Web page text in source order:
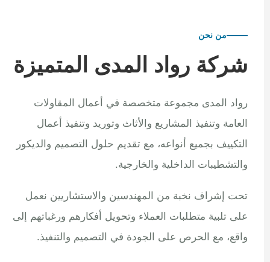
من نحن
شركة رواد المدى المتميزة
رواد المدى مجموعة متخصصة في أعمال المقاولات
العامة وتنفيذ المشاريع والأثاث وتوريد وتنفيذ أعمال
التكييف بجميع أنواعه، مع تقديم حلول التصميم والديكور
والتشطيبات الداخلية والخارجية.
تحت إشراف نخبة من المهندسين والاستشاريين نعمل
على تلبية متطلبات العملاء وتحويل أفكارهم ورغباتهم إلى
واقع، مع الحرص على الجودة في التصميم والتنفيذ.